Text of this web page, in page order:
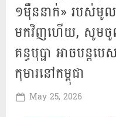
១ម៉ឺននាក់» របស់មូល
មកវិញហើយ, សូមចូលរួ
គន្ធបុប្ផា អាចបន្តប
កុមារនៅកម្ពុជា
Posted
May 25, 2026